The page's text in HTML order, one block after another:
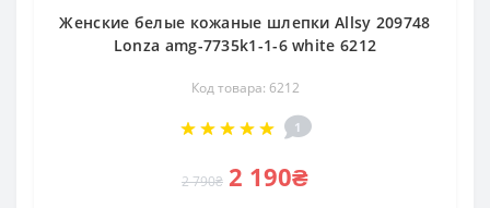
Женские белые кожаные шлепки Allsy 209748
Lonza amg-7735k1-1-6 white 6212
Код товара: 6212
1
2 790₴ 2 190₴